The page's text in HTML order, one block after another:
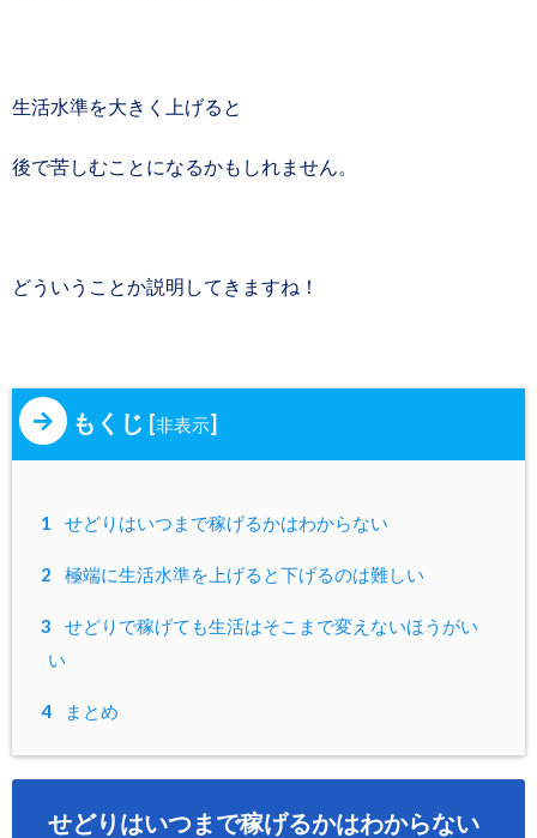
生活水準を大きく上げると
後で苦しむことになるかもしれません。
どういうことか説明してきますね！
もくじ [非表示]
1 せどりはいつまで稼げるかはわからない
2 極端に生活水準を上げると下げるのは難しい
3
せどりで稼げても生活はそこまで変えないほうがい
い
4 まとめ
せどりはいつまで稼げるかはわからない